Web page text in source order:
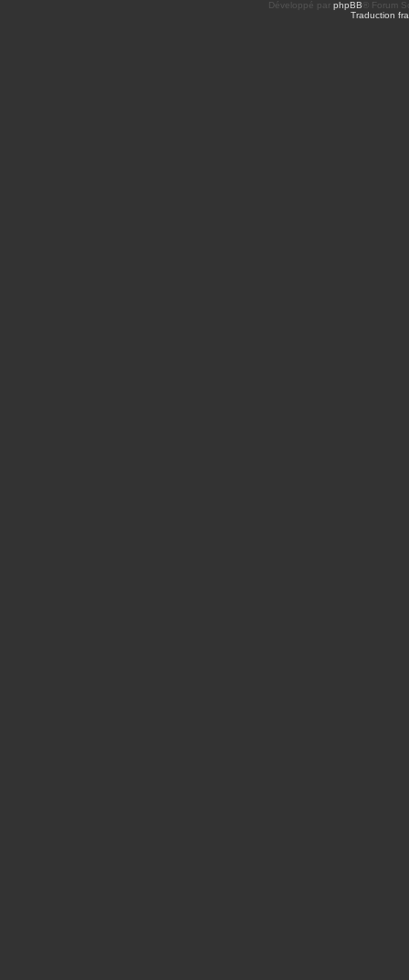
Développé par phpBB ® Forum
Traduction